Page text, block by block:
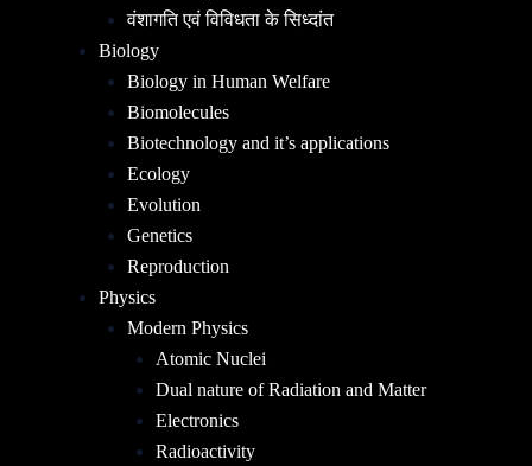
वंशागति एवं विविधता के सिध्दांत
Biology
Biology in Human Welfare
Biomolecules
Biotechnology and it’s applications
Ecology
Evolution
Genetics
Reproduction
Physics
Modern Physics
Atomic Nuclei
Dual nature of Radiation and Matter
Electronics
Radioactivity